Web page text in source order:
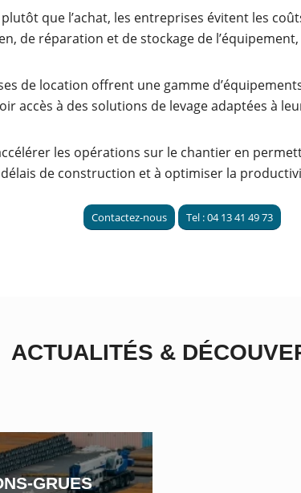
que l’achat, les entreprises évitent les
de réparation et de stockage de
de location offrent une gamme
accès à des solutions de levage adaptées à
les opérations sur le chantier en
de construction et à optimiser la
Contactez-nous Tel : 04 13 41 49 73
ACTUALITÉS &
GRUES